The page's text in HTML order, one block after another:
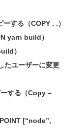
する（COPY . .）
yarn build）
）
たユーザーに変更
する（Copy –
[“node”,